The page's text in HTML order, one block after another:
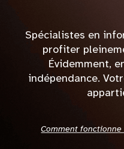
Spécialistes en
profiter
Évidemment,
indépendance.
Comment